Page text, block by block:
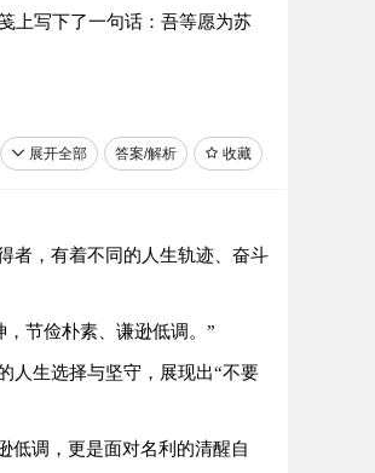
上写下了一句话：吾等愿为苏
事班的大胖用他从林子里捡来
。倒掉！”
士拿出搪瓷缸去锅中舀汤，
地上摸索着，终于摸到了昏迷
的凹槽里。他清理干净眼部的
的红梅。
贴旗杆站着，双目直视前方。
收藏
答案/解析
展开全部
者，有着不同的人生轨迹、奋斗
节俭朴素、谦逊低调。”
人生选择与坚守，展现出“不要
低调，更是面对名利的清醒自